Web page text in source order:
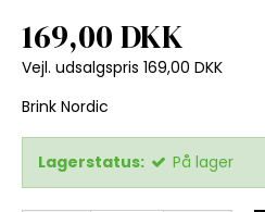
169,00 DKK
Vejl. udsalgspris 169,00 DKK
Brink Nordic
Lagerstatus: På lager